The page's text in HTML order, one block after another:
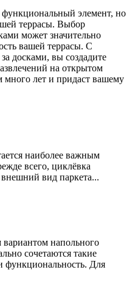
функциональный элемент, но
террасы. Выбор
может значительно
вашей террасы. С
досками, вы создадите
на открытом
много лет и придаст вашему
наиболее важным
всего, циклёвка
вид паркета...
вариантом напольного
сочетаются такие
функциональность. Для